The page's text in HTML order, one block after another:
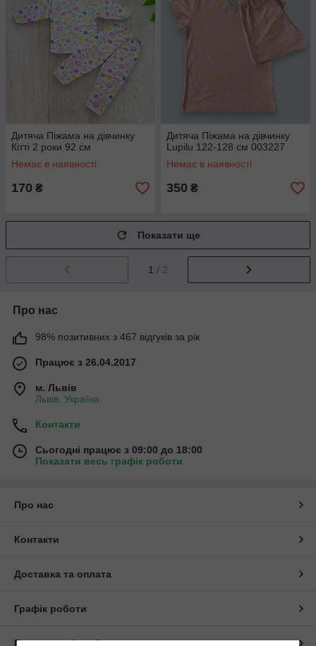
Дитяча Піжама на дівчинку
Кітті 2 роки 92 см
Немає в наявності
170 ₴
Дитяча Піжама на дівчинку
Lupilu 122-128 см 003227
Немає в наявності
350 ₴
Показати ще
1 / 2
Про нас
98% позитивних з 467 відгуків за рік
Працює з 26.04.2017
м. Львів
Львів, Україна
Контакти
Сьогодні працює з 09:00 до 18:00
Показати весь графік роботи
Про нас
Контакти
Доставка та оплата
Графік роботи
Повна версія сайту